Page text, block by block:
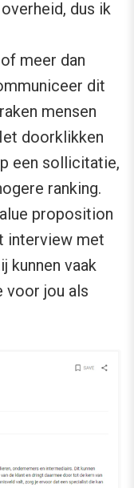
dus ik
meer dan
dit
mensen
doorklikken
een sollicitatie,
ranking.
proposition
interview met
kunnen vaak
voor jou als